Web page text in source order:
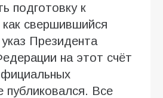
подготовку к
свершившийся
Президента
на этот счёт
публиковался. Все